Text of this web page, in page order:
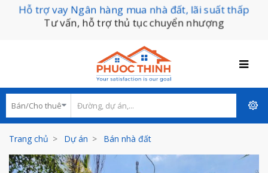
Hỗ trợ vay Ngân hàng mua nhà đất, lãi suất thấp
Tư vấn, hỗ trợ thủ tục chuyển nhượng
Trang chủ Dự án Bán nhà đất